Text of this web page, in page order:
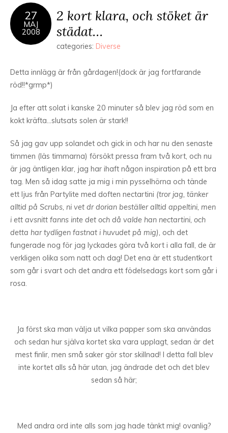
27
MAJ
2008
2 kort klara, och stöket är
städat…
categories: Diverse
Detta innlägg är från gårdagen!(dock är jag fortfarande
röd!!*grmp*)
Ja efter att solat i kanske 20 minuter så blev jag röd som en
kokt kräfta…slutsats solen är stark!!
Så jag gav upp solandet och gick in och har nu den senaste
timmen (läs timmarna) försökt pressa fram två kort, och nu
är jag äntligen klar, jag har ihaft någon inspiration på ett bra
tag. Men så idag satte ja mig i min pysselhörna och tände
ett ljus från Partylite med doften nectartini (tror jag, tänker
alltid på Scrubs, ni vet dr dorian beställer alltid appeltini, men
i ett avsnitt fanns inte det och då valde han nectartini, och
detta har tydligen fastnat i huvudet på mig), och det
fungerade nog för jag lyckades göra två kort i alla fall, de är
verkligen olika som natt och dag! Det ena är ett studentkort
som går i svart och det andra ett födelsedags kort som går i
rosa.
Ja först ska man välja ut vilka papper som ska användas
och sedan hur själva kortet ska vara upplagt, sedan är det
mest finlir, men små saker gör stor skillnad! I detta fall blev
inte kortet alls så här utan, jag ändrade det och det blev
sedan så här;
Med andra ord inte alls som jag hade tänkt mig! ovanlig?